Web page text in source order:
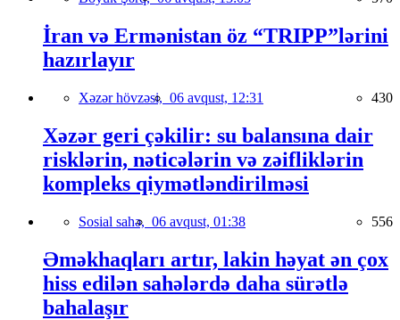
İran və Ermənistan öz “TRIPP”lərini
hazırlayır
Xəzər hövzəsi, 06 avqust, 12:31 430
Xəzər geri çəkilir: su balansına dair
risklərin, nəticələrin və zəifliklərin
kompleks qiymətləndirilməsi
Sosial sahə, 06 avqust, 01:38 556
Əməkhaqları artır, lakin həyat ən çox
hiss edilən sahələrdə daha sürətlə
bahalaşır